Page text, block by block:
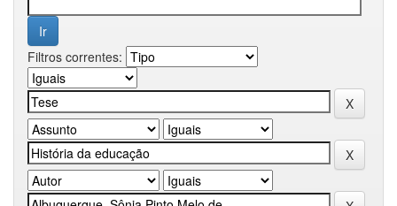
Filtros correntes: